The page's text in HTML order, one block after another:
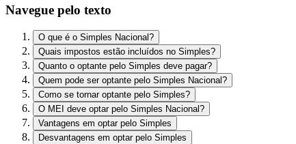
Navegue pelo texto
O que é o Simples Nacional?
Quais impostos estão incluídos no Simples?
Quanto o optante pelo Simples deve pagar?
Quem pode ser optante pelo Simples Nacional?
Como se tornar optante pelo Simples?
O MEI deve optar pelo Simples Nacional?
Vantagens em optar pelo Simples
Desvantagens em optar pelo Simples